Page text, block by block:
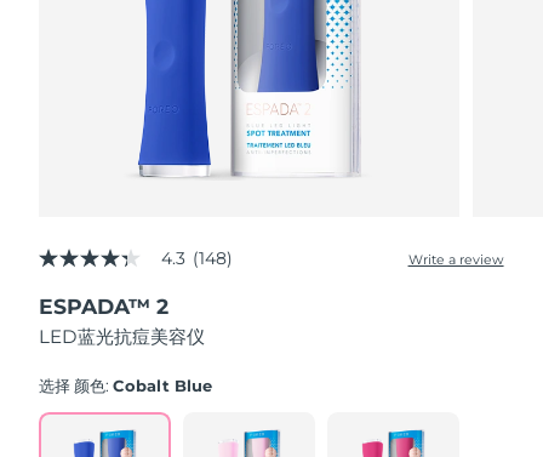
4.3
of
5
stars,
rating
Read
4.3 (148) Write a review
ESPADA™ 2
LED蓝光抗痘美容仪
选择 颜色:Cobalt Blue
关于我们
预计送达日期
预计送达日期
拉脱维亚 预计送达日期 8/10/26
黎巴嫩
立陶宛
卢森堡 预计送达日期